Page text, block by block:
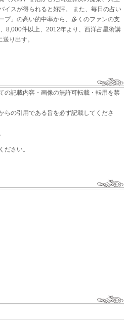
イスが得られると好評。 また、毎日の占い
プ」の高い的中率から、多くのファンの支
8,000件以上、2012年より、西洋占星術講
り出す。
の記載内容・画像の無許可転載・転用を禁
らの引用である旨を必ず記載してくださ
ださい。